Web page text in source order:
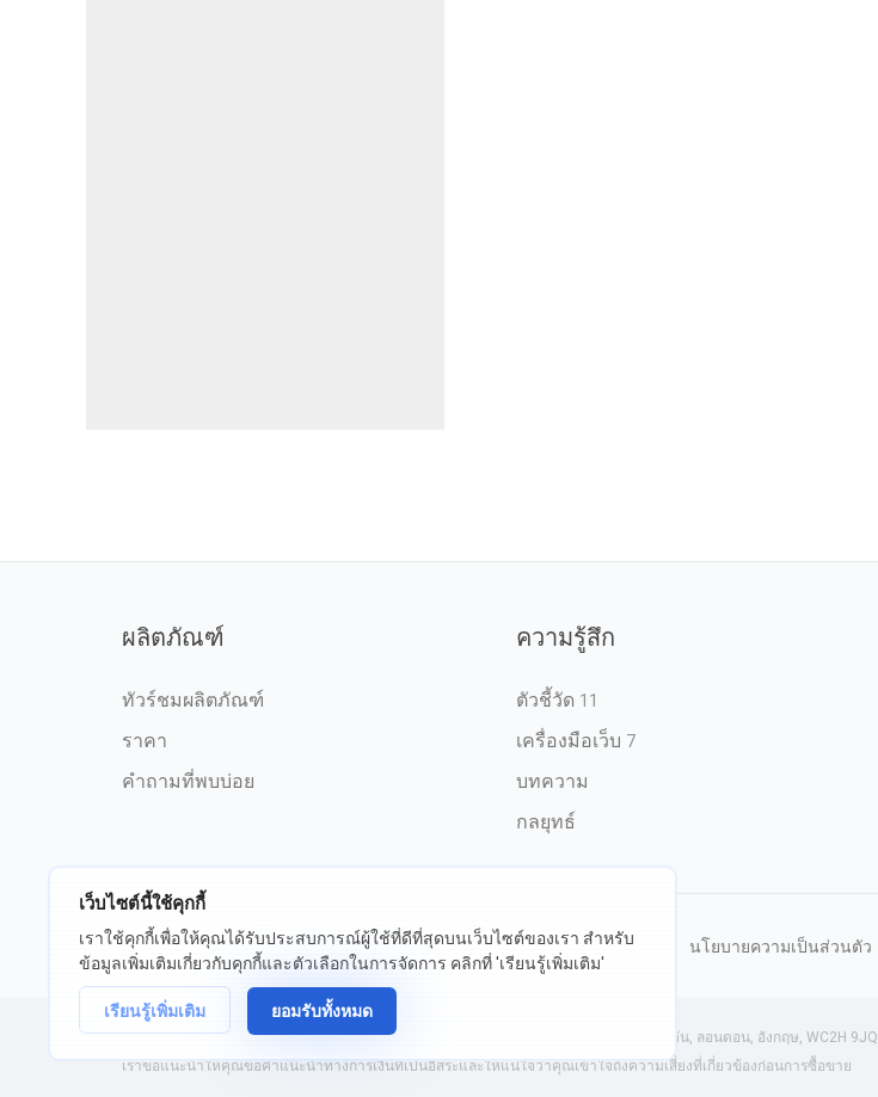
เว็บไซต์นี้ใช้คุกกี้
เราใช้คุกกี้เพื่อให้คุณได้รับประสบการณ์ผู้ใช้ที่ดีที่สุดบนเว็บไซต์ของเรา สำหรับ
ข้อมูลเพิ่มเติมเกี่ยวกับคุกกี้และตัวเลือกในการจัดการ คลิกที่ 'เรียนรู้เพิ่มเติม'
เรียนรู้เพิ่มเติม ยอมรับทั้งหมด
ผลิตภัณฑ์
ทัวร์ชมผลิตภัณฑ์
ราคา
คำถามที่พบบ่อย
ความรู้สึก
ตัวชี้วัด 11
เครื่องมือเว็บ 7
บทความ
กลยุทธ์
©2026 fxssi.com สงวนลิขสิทธิ์ ข้อกำหนดการใช้งาน นโยบายความเป็นส่วนตัว
เว็บไซต์ดำเนินการโดย FXSSI LTD หมายเลขทะเบียน: 13534801 (อังกฤษ) | 71-75 ถนนเชลตัน, ลอนดอน, อังกฤษ, WC2H 9JQ
เราขอแนะนำให้คุณขอคำแนะนำทางการเงินที่เป็นอิสระและให้แน่ใจว่าคุณเข้าใจถึงความเสี่ยงที่เกี่ยวข้องก่อนการซื้อขาย